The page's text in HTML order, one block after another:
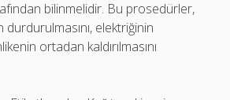
bilinmelidir. Bu prosedürler,
elektriğinin
ortadan kaldırılmasını